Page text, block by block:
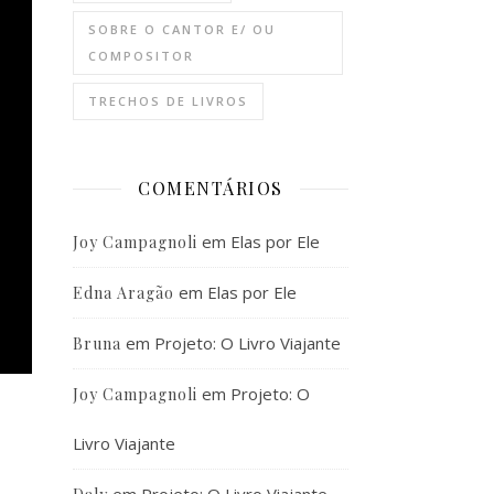
SOBRE O CANTOR E/ OU
COMPOSITOR
TRECHOS DE LIVROS
COMENTÁRIOS
Joy Campagnoli em Elas por Ele
Edna Aragão em Elas por Ele
Bruna em Projeto: O Livro Viajante
Joy Campagnoli em Projeto: O
Livro Viajante